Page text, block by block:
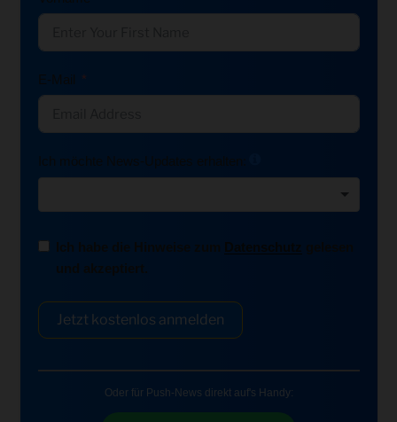
E-Mail
Ich möchte News-Updates erhalten:
Ich habe die Hinweise zum Datenschutz
und akzeptiert.
Jetzt kostenlos anmelden
Oder für Push-News direkt auf's Handy: